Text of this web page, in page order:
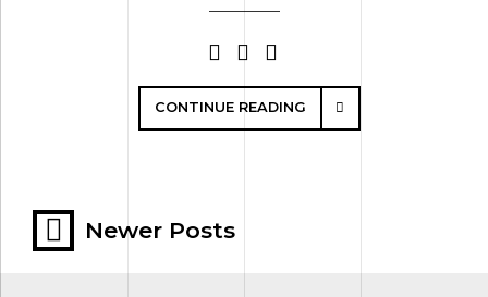
CONTINUE READING
Newer Posts